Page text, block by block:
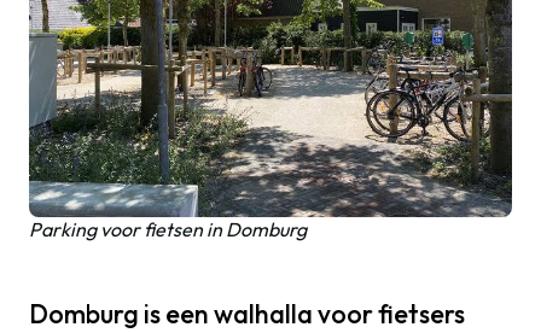
Parking voor fietsen in Domburg
Domburg is een walhalla voor fietsers